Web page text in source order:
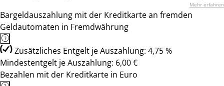
Mehr erfahren
Bargeldauszahlung mit der Kreditkarte an fremden
Geldautomaten in Fremdwährung
Zusätzliches Entgelt je Auszahlung: 4,75 %
Mindestentgelt je Auszahlung: 6,00 €
Bezahlen mit der Kreditkarte in Euro